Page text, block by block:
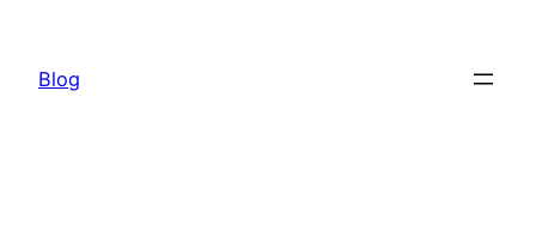
tartalomhoz
Blog